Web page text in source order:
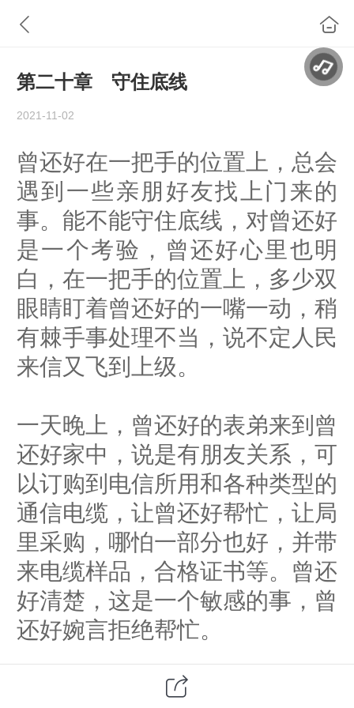
第二十章 守住底线
2021-11-02
曾还好在一把手的位置上，总会
遇到一些亲朋好友找上门来的
事。能不能守住底线，对曾还好
是一个考验，曾还好心里也明
白，在一把手的位置上，多少双
眼睛盯着曾还好的一嘴一动，稍
有棘手事处理不当，说不定人民
来信又飞到上级。
一天晚上，曾还好的表弟来到曾
还好家中，说是有朋友关系，可
以订购到电信所用和各种类型的
通信电缆，让曾还好帮忙，让局
里采购，哪怕一部分也好，并带
来电缆样品，合格证书等。曾还
好清楚，这是一个敏感的事，曾
还好婉言拒绝帮忙。
曾还好的大舅子，原是国营工厂